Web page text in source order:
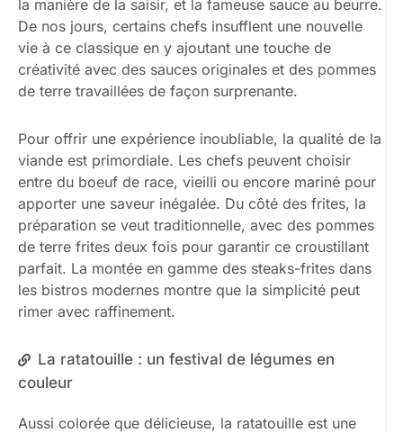
la manière de la saisir, et la fameuse sauce au beurre.
De nos jours, certains chefs insufflent une nouvelle
vie à ce classique en y ajoutant une touche de
créativité avec des sauces originales et des pommes
de terre travaillées de façon surprenante.
Pour offrir une expérience inoubliable, la qualité de la
viande est primordiale. Les chefs peuvent choisir
entre du boeuf de race, vieilli ou encore mariné pour
apporter une saveur inégalée. Du côté des frites, la
préparation se veut traditionnelle, avec des pommes
de terre frites deux fois pour garantir ce croustillant
parfait. La montée en gamme des steaks-frites dans
les bistros modernes montre que la simplicité peut
rimer avec raffinement.
La ratatouille : un festival de légumes en
couleur
Aussi colorée que délicieuse, la ratatouille est une